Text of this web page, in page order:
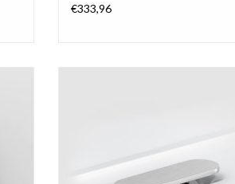
€333,96